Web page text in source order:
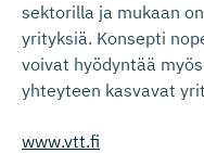
sektorilla ja mukaan
yrityksiä. Konsepti
voivat hyödyntää
yhteyteen kasvavat
www.vtt.fi